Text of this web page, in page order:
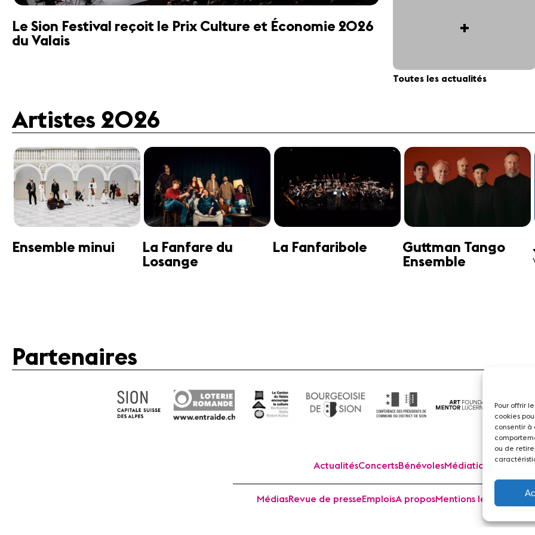
Pour offrir
cookies
consentir à
ou de
Le Sion Festival reçoit le Prix Culture et Économie 2026
du Valais
+
Toutes les actualités
Artistes 2026
Guttman Tango
Janine Jansen
Violon
Jonathan Swensen
José-Daniel
Castellon
Partenaires
ActualitésConcertsBénévolesMédiation
MédiasRevue de presseEmploisA proposMentions légales